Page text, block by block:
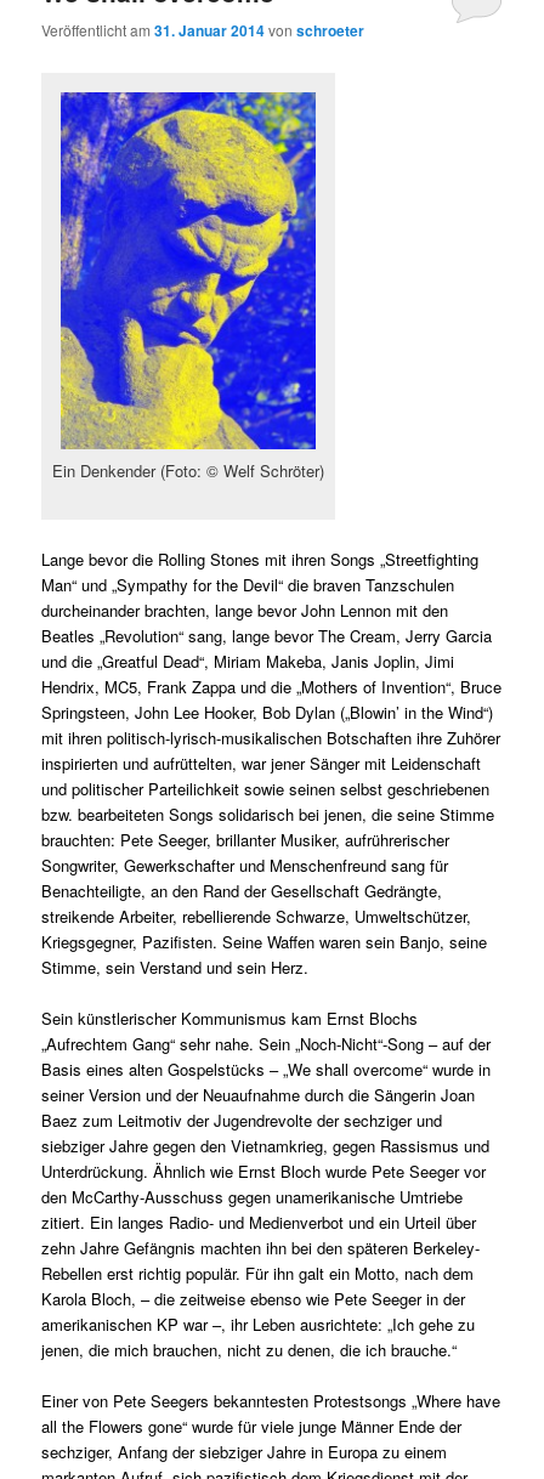
Veröffentlicht am31. Januar 2014vonschroeter
Ein Denkender (Foto: © Welf Schröter)
Lange bevor die Rolling Stones mit ihren Songs „Streetfighting
Man“ und „Sympathy for the Devil“ die braven Tanzschulen
durcheinander brachten, lange bevor John Lennon mit den
Beatles „Revolution“ sang, lange bevor The Cream, Jerry Garcia
und die „Greatful Dead“, Miriam Makeba, Janis Joplin, Jimi
Hendrix, MC5, Frank Zappa und die „Mothers of Invention“, Bruce
Springsteen, John Lee Hooker, Bob Dylan („Blowin’ in the Wind“)
mit ihren politisch-lyrisch-musikalischen Botschaften ihre Zuhörer
inspirierten und aufrüttelten, war jener Sänger mit Leidenschaft
und politischer Parteilichkeit sowie seinen selbst geschriebenen
bzw. bearbeiteten Songs solidarisch bei jenen, die seine Stimme
brauchten: Pete Seeger, brillanter Musiker, aufrührerischer
Songwriter, Gewerkschafter und Menschenfreund sang für
Benachteiligte, an den Rand der Gesellschaft Gedrängte,
streikende Arbeiter, rebellierende Schwarze, Umweltschützer,
Kriegsgegner, Pazifisten. Seine Waffen waren sein Banjo, seine
Stimme, sein Verstand und sein Herz.
Sein künstlerischer Kommunismus kam Ernst Blochs
„Aufrechtem Gang“ sehr nahe. Sein „Noch-Nicht“-Song – auf der
Basis eines alten Gospelstücks – „We shall overcome“ wurde in
seiner Version und der Neuaufnahme durch die Sängerin Joan
Baez zum Leitmotiv der Jugendrevolte der sechziger und
siebziger Jahre gegen den Vietnamkrieg, gegen Rassismus und
Unterdrückung. Ähnlich wie Ernst Bloch wurde Pete Seeger vor
den McCarthy-Ausschuss gegen unamerikanische Umtriebe
zitiert. Ein langes Radio- und Medienverbot und ein Urteil über
zehn Jahre Gefängnis machten ihn bei den späteren Berkeley-
Rebellen erst richtig populär. Für ihn galt ein Motto, nach dem
Karola Bloch, – die zeitweise ebenso wie Pete Seeger in der
amerikanischen KP war –, ihr Leben ausrichtete: „Ich gehe zu
jenen, die mich brauchen, nicht zu denen, die ich brauche.“
Einer von Pete Seegers bekanntesten Protestsongs „Where have
all the Flowers gone“ wurde für viele junge Männer Ende der
sechziger, Anfang der siebziger Jahre in Europa zu einem